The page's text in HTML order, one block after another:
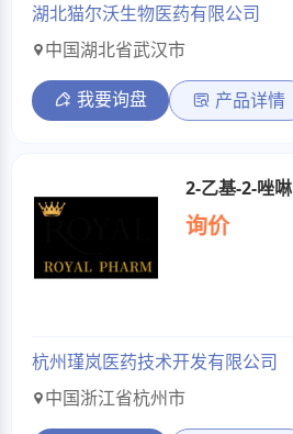
湖北猫尔沃生物医药有限公司
中国湖北省武汉市
我要询盘 产品详情
2-乙基-2-唑啉
询价
杭州瑾岚医药技术开发有限公司
中国浙江省杭州市